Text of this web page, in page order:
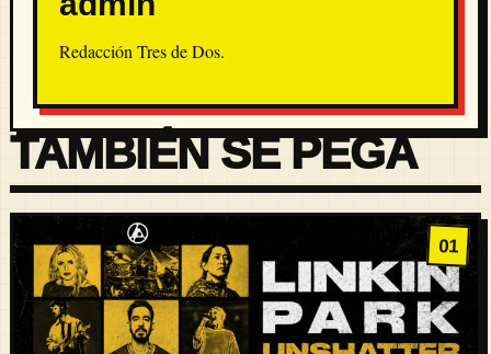
Redacción Tres de Dos.
TAMBIÉN SE PEGA
01